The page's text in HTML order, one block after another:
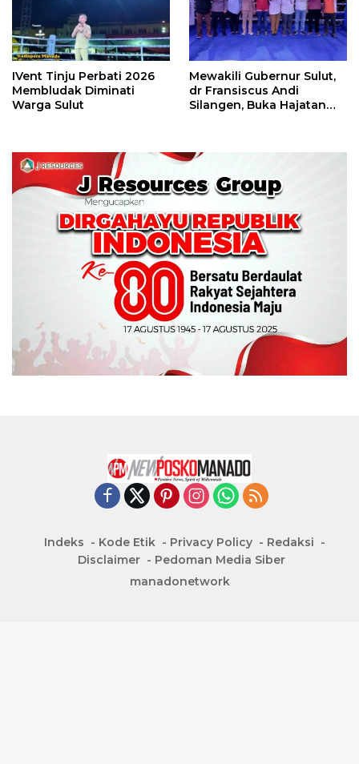
IVent Tinju Perbati 2026
Membludak Diminati
Warga Sulut
Mewakili Gubernur Sulut,
dr Fransiscus Andi
Silangen, Buka Hajatan
Indeks Kode Etik Privacy Policy
Redaksi
Disclaimer
Pedoman Media Siber
manadonetwork